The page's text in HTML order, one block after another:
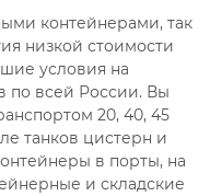
контейнерами, так
низкой стоимости
условия на
по всей России. Вы
20, 40, 45
танков цистерн и
в порты, на
и складские